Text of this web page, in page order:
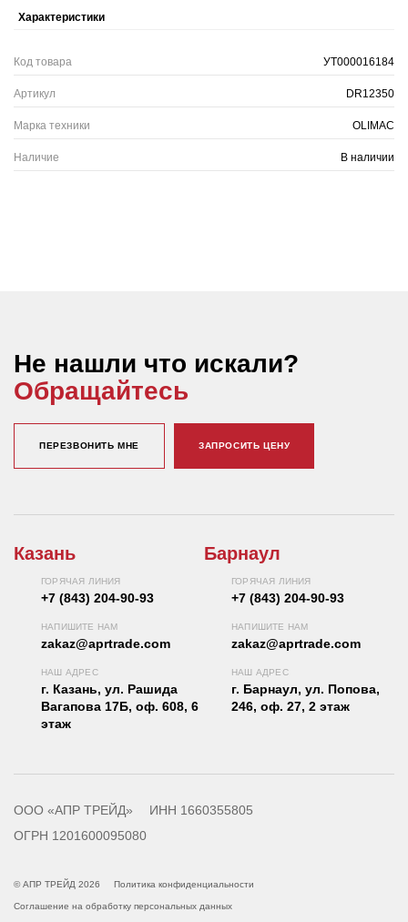
Характеристики
Код товара УТ000016184
Артикул DR12350
Марка техники OLIMAC
Наличие В наличии
Не нашли что искали?
Обращайтесь
ПЕРЕЗВОНИТЬ МНЕ ЗАПРОСИТЬ ЦЕНУ
Казань
ГОРЯЧАЯ ЛИНИЯ
+7 (843) 204-90-93
НАПИШИТЕ НАМ
zakaz@aprtrade.com
НАШ АДРЕС
г. Казань, ул. Рашида
Вагапова 17Б, оф. 608, 6
этаж
Барнаул
ГОРЯЧАЯ ЛИНИЯ
+7 (843) 204-90-93
НАПИШИТЕ НАМ
zakaz@aprtrade.com
НАШ АДРЕС
г. Барнаул, ул. Попова,
246, оф. 27, 2 этаж
ООО «АПР ТРЕЙД»
ИНН 1660355805
ОГРН 1201600095080
© АПР ТРЕЙД 2026 Политика конфиденциальности
Соглашение на обработку персональных данных